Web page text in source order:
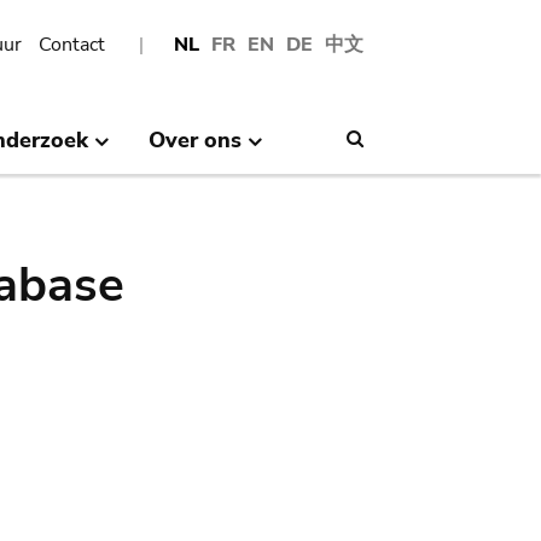
NL FR EN DE 中文
Contact
Over ons